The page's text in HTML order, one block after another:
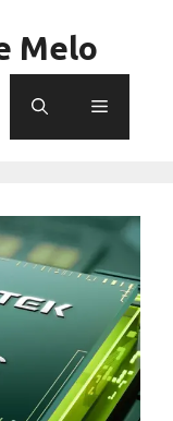
Melo
Menu